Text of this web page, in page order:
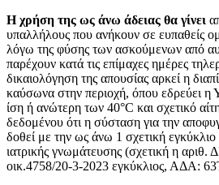
Η χρήση της ως άνω άδειας θα γίνει
υπαλλήλους που ανήκουν σε ευπαθείς
λόγω της φύσης των ασκούμενων από
παρέχουν κατά τις επίμαχες ημέρες
δικαιολόγηση της απουσίας αρκεί η
καύσωνα στην περιοχή, όπου εδρεύει η
ίση ή ανώτερη των 40°C και σχετικό
δεδομένου ότι η σύσταση για την
δοθεί με την ως άνω 1 σχετική
ιατρικής γνωμάτευσης (σχετική η
οικ.4758/20-3-2023 εγκύκλιος,